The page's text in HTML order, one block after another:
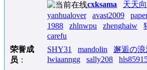
cxksama
天天
yanhualover
avast2009
1988
zhlnwpu zhenghaiw
carefu
荣誉成
员 ：
SHY31 mandolin 邂逅の浪
lwiaanngg
sally208